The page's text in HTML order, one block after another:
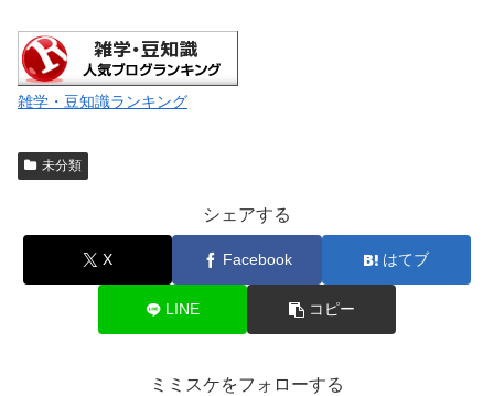
雑学・豆知識ランキング
未分類
シェアする
X Facebook はてブ
LINE コピー
ミミスケをフォローする